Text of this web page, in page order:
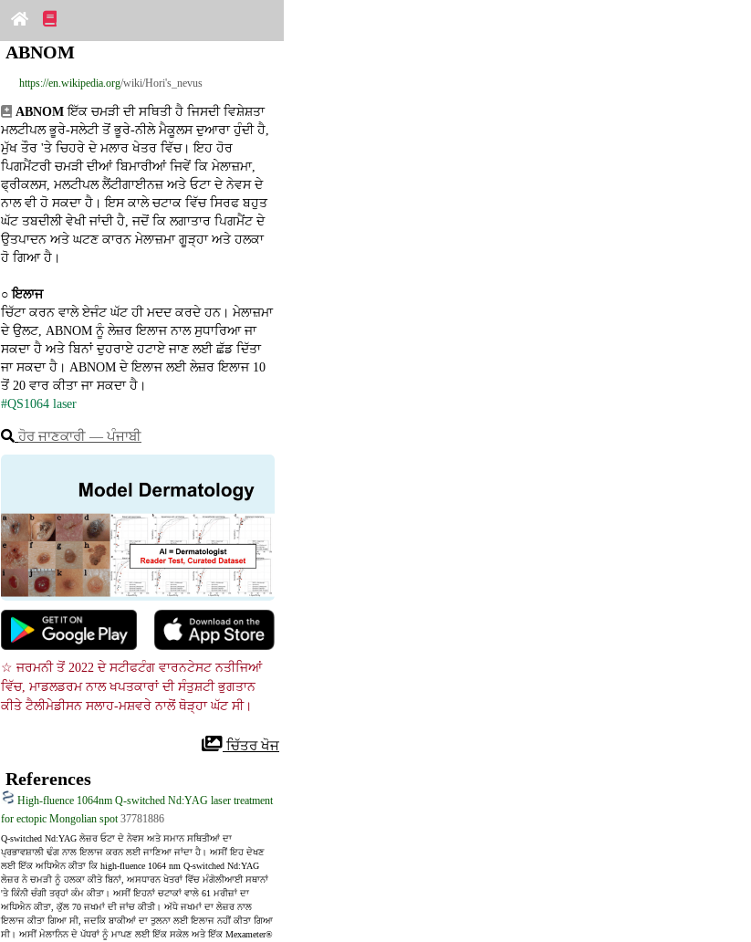
ABNOM
https://en.wikipedia.org/wiki/Hori's_nevus
ABNOM ਇੱਕ ਚਮੜੀ ਦੀ ਸਥਿਤੀ ਹੈ ਜਿਸਦੀ ਵਿਸ਼ੇਸ਼ਤਾ
ਮਲਟੀਪਲ ਭੂਰੇ-ਸਲੇਟੀ ਤੋਂ ਭੂਰੇ-ਨੀਲੇ ਮੈਕੂਲਸ ਦੁਆਰਾ ਹੁੰਦੀ ਹੈ,
ਮੁੱਖ ਤੌਰ 'ਤੇ ਚਿਹਰੇ ਦੇ ਮਲਾਰ ਖੇਤਰ ਵਿੱਚ। ਇਹ ਹੋਰ
ਪਿਗਮੈਂਟਰੀ ਚਮੜੀ ਦੀਆਂ ਬਿਮਾਰੀਆਂ ਜਿਵੇਂ ਕਿ ਮੇਲਾਜ਼ਮਾ,
ਫ੍ਰੀਕਲਸ, ਮਲਟੀਪਲ ਲੈਂਟੀਗਾਈਨਜ਼ ਅਤੇ ਓਟਾ ਦੇ ਨੇਵਸ ਦੇ
ਨਾਲ ਵੀ ਹੋ ਸਕਦਾ ਹੈ। ਇਸ ਕਾਲੇ ਚਟਾਕ ਵਿੱਚ ਸਿਰਫ ਬਹੁਤ
ਘੱਟ ਤਬਦੀਲੀ ਵੇਖੀ ਜਾਂਦੀ ਹੈ, ਜਦੋਂ ਕਿ ਲਗਾਤਾਰ ਪਿਗਮੈਂਟ ਦੇ
ਉਤਪਾਦਨ ਅਤੇ ਘਟਣ ਕਾਰਨ ਮੇਲਾਜ਼ਮਾ ਗੂੜ੍ਹਾ ਅਤੇ ਹਲਕਾ
ਹੋ ਗਿਆ ਹੈ।
○ ਇਲਾਜ
ਚਿੱਟਾ ਕਰਨ ਵਾਲੇ ਏਜੰਟ ਘੱਟ ਹੀ ਮਦਦ ਕਰਦੇ ਹਨ। ਮੇਲਾਜ਼ਮਾ
ਦੇ ਉਲਟ, ABNOM ਨੂੰ ਲੇਜ਼ਰ ਇਲਾਜ ਨਾਲ ਸੁਧਾਰਿਆ ਜਾ
ਸਕਦਾ ਹੈ ਅਤੇ ਬਿਨਾਂ ਦੁਹਰਾਏ ਹਟਾਏ ਜਾਣ ਲਈ ਛੱਡ ਦਿੱਤਾ
ਜਾ ਸਕਦਾ ਹੈ। ABNOM ਦੇ ਇਲਾਜ ਲਈ ਲੇਜ਼ਰ ਇਲਾਜ 10
ਤੋਂ 20 ਵਾਰ ਕੀਤਾ ਜਾ ਸਕਦਾ ਹੈ।
#QS1064 laser
ਹੋਰ ਜਾਣਕਾਰੀ ― ਪੰਜਾਬੀ
☆ ਜਰਮਨੀ ਤੋਂ 2022 ਦੇ ਸਟੀਫਟੰਗ ਵਾਰਨਟੇਸਟ ਨਤੀਜਿਆਂ
ਵਿੱਚ, ਮਾਡਲਡਰਮ ਨਾਲ ਖਪਤਕਾਰਾਂ ਦੀ ਸੰਤੁਸ਼ਟੀ ਭੁਗਤਾਨ
ਕੀਤੇ ਟੈਲੀਮੇਡੀਸਨ ਸਲਾਹ-ਮਸ਼ਵਰੇ ਨਾਲੋਂ ਥੋੜ੍ਹਾ ਘੱਟ ਸੀ।
ਚਿੱਤਰ ਖੋਜ
References
High-fluence 1064nm Q-switched Nd:YAG laser treatment
for ectopic Mongolian spot37781886
Q-switched Nd:YAG ਲੇਜ਼ਰ ਓਟਾ ਦੇ ਨੇਵਸ ਅਤੇ ਸਮਾਨ ਸਥਿਤੀਆਂ ਦਾ
ਪ੍ਰਭਾਵਸ਼ਾਲੀ ਢੰਗ ਨਾਲ ਇਲਾਜ ਕਰਨ ਲਈ ਜਾਣਿਆ ਜਾਂਦਾ ਹੈ। ਅਸੀਂ ਇਹ ਦੇਖਣ
ਲਈ ਇੱਕ ਅਧਿਐਨ ਕੀਤਾ ਕਿ high-fluence 1064 nm Q-switched Nd:YAG
ਲੇਜ਼ਰ ਨੇ ਚਮੜੀ ਨੂੰ ਹਲਕਾ ਕੀਤੇ ਬਿਨਾਂ, ਅਸਧਾਰਨ ਖੇਤਰਾਂ ਵਿੱਚ ਮੰਗੋਲੀਆਈ ਸਥਾਨਾਂ
'ਤੇ ਕਿੰਨੀ ਚੰਗੀ ਤਰ੍ਹਾਂ ਕੰਮ ਕੀਤਾ। ਅਸੀਂ ਇਹਨਾਂ ਚਟਾਕਾਂ ਵਾਲੇ 61 ਮਰੀਜ਼ਾਂ ਦਾ
ਅਧਿਐਨ ਕੀਤਾ, ਕੁੱਲ 70 ਜਖਮਾਂ ਦੀ ਜਾਂਚ ਕੀਤੀ। ਅੱਧੇ ਜਖਮਾਂ ਦਾ ਲੇਜ਼ਰ ਨਾਲ
ਇਲਾਜ ਕੀਤਾ ਗਿਆ ਸੀ, ਜਦਕਿ ਬਾਕੀਆਂ ਦਾ ਤੁਲਨਾ ਲਈ ਇਲਾਜ ਨਹੀਂ ਕੀਤਾ ਗਿਆ
ਸੀ। ਅਸੀਂ ਮੇਲਾਨਿਨ ਦੇ ਪੱਧਰਾਂ ਨੂੰ ਮਾਪਣ ਲਈ ਇੱਕ ਸਕੇਲ ਅਤੇ ਇੱਕ Mexameter®